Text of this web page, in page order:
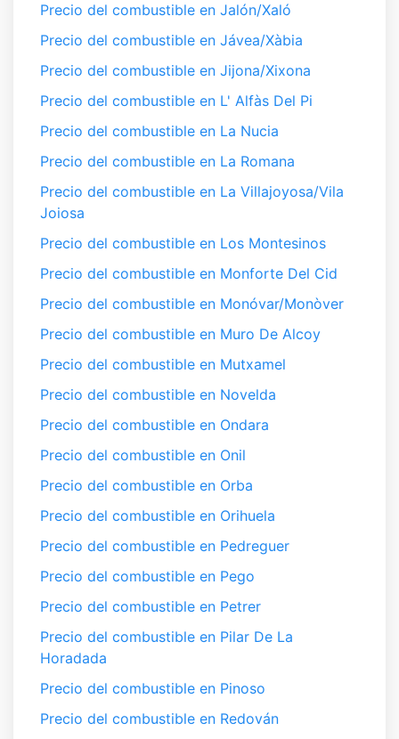
Precio del combustible en Jalón/Xaló
Precio del combustible en Jávea/Xàbia
Precio del combustible en Jijona/Xixona
Precio del combustible en L' Alfàs Del Pi
Precio del combustible en La Nucia
Precio del combustible en La Romana
Precio del combustible en La Villajoyosa/Vila
Joiosa
Precio del combustible en Los Montesinos
Precio del combustible en Monforte Del Cid
Precio del combustible en Monóvar/Monòver
Precio del combustible en Muro De Alcoy
Precio del combustible en Mutxamel
Precio del combustible en Novelda
Precio del combustible en Ondara
Precio del combustible en Onil
Precio del combustible en Orba
Precio del combustible en Orihuela
Precio del combustible en Pedreguer
Precio del combustible en Pego
Precio del combustible en Petrer
Precio del combustible en Pilar De La
Horadada
Precio del combustible en Pinoso
Precio del combustible en Redován